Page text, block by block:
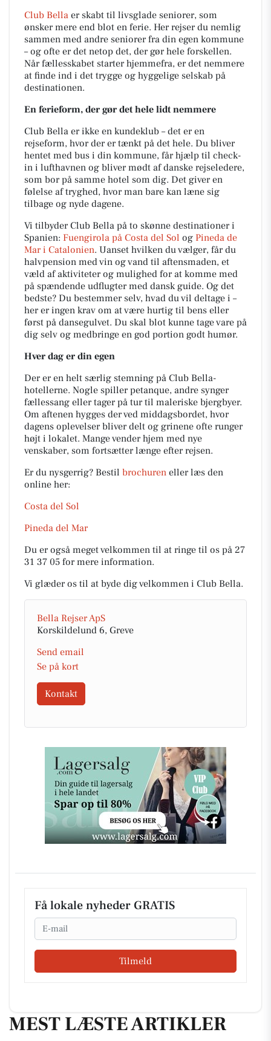
Club Bella er skabt til livsglade seniorer, som
ønsker mere end blot en ferie. Her rejser du nemlig
sammen med andre seniorer fra din egen kommune
– og ofte er det netop det, der gør hele forskellen.
Når fællesskabet starter hjemmefra, er det nemmere
at finde ind i det trygge og hyggelige selskab på
destinationen.
En ferieform, der gør det hele lidt nemmere
Club Bella er ikke en kundeklub – det er en
rejseform, hvor der er tænkt på det hele. Du bliver
hentet med bus i din kommune, får hjælp til check-
in i lufthavnen og bliver mødt af danske rejseledere,
som bor på samme hotel som dig. Det giver en
følelse af tryghed, hvor man bare kan læne sig
tilbage og nyde dagene.
Vi tilbyder Club Bella på to skønne destinationer i
Spanien: Fuengirola på Costa del Sol og Pineda de
Mar i Catalonien. Uanset hvilken du vælger, får du
halvpension med vin og vand til aftensmaden, et
væld af aktiviteter og mulighed for at komme med
på spændende udflugter med dansk guide. Og det
bedste? Du bestemmer selv, hvad du vil deltage i –
her er ingen krav om at være hurtig til bens eller
først på dansegulvet. Du skal blot kunne tage vare på
dig selv og medbringe en god portion godt humør.
Hver dag er din egen
Der er en helt særlig stemning på Club Bella-
hotellerne. Nogle spiller petanque, andre synger
fællessang eller tager på tur til maleriske bjergbyer.
Om aftenen hygges der ved middagsbordet, hvor
dagens oplevelser bliver delt og grinene ofte runger
højt i lokalet. Mange vender hjem med nye
venskaber, som fortsætter længe efter rejsen.
Er du nysgerrig? Bestil brochuren eller læs den
online her:
Costa del Sol
Pineda del Mar
Du er også meget velkommen til at ringe til os på 27
31 37 05 for mere information.
Vi glæder os til at byde dig velkommen i Club Bella.
Bella Rejser ApS
Korskildelund 6, Greve
Send email
Se på kort
Kontakt
Få lokale nyheder GRATIS
Email
Tilmeld
MEST LÆSTE ARTIKLER